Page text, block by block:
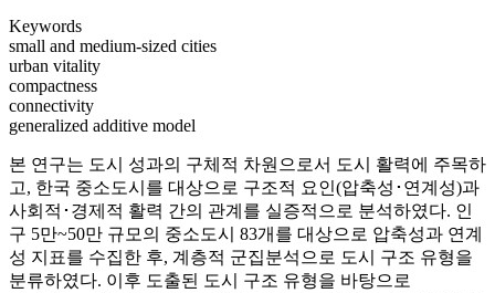
Keywords
small and medium-sized cities
urban vitality
compactness
connectivity
generalized additive model
본 연구는 도시 성과의 구체적 차원으로서 도시 활력에 주목하
고, 한국 중소도시를 대상으로 구조적 요인(압축성･연계성)과
사회적･경제적 활력 간의 관계를 실증적으로 분석하였다. 인
구 5만~50만 규모의 중소도시 83개를 대상으로 압축성과 연계
성 지표를 수집한 후, 계층적 군집분석으로 도시 구조 유형을
분류하였다. 이후 도출된 도시 구조 유형을 바탕으로